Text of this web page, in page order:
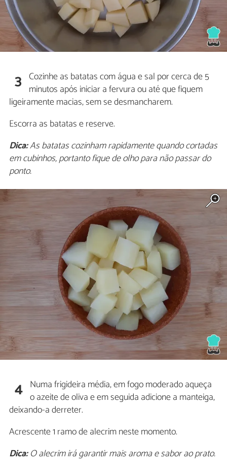
3 Cozinhe as batatas com água e sal por cerca de 5
minutos após iniciar a fervura ou até que fiquem
ligeiramente macias, sem se desmancharem.
Escorra as batatas e reserve.
Dica:As batatas cozinham rapidamente quando cortadas
em cubinhos, portanto fique de olho para não passar do
ponto.
4 Numa frigideira média, em fogo moderado aqueça
o azeite de oliva e em seguida adicione a manteiga,
deixando-a derreter.
Acrescente 1 ramo de alecrim neste momento.
Dica:O alecrim irá garantir mais aroma e sabor ao prato.